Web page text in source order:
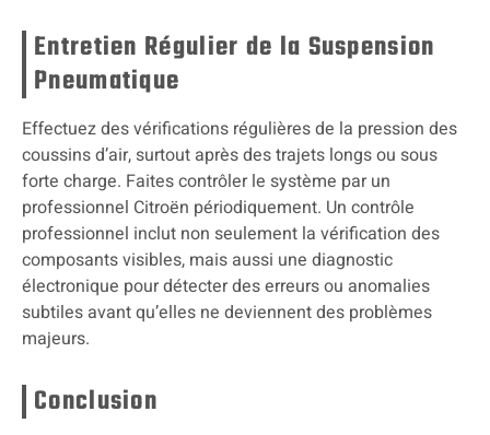
Entretien Régulier de la Suspension
Pneumatique
Effectuez des vérifications régulières de la pression des
coussins d’air, surtout après des trajets longs ou sous
forte charge. Faites contrôler le système par un
professionnel Citroën périodiquement. Un contrôle
professionnel inclut non seulement la vérification des
composants visibles, mais aussi une diagnostic
électronique pour détecter des erreurs ou anomalies
subtiles avant qu’elles ne deviennent des problèmes
majeurs.
Conclusion